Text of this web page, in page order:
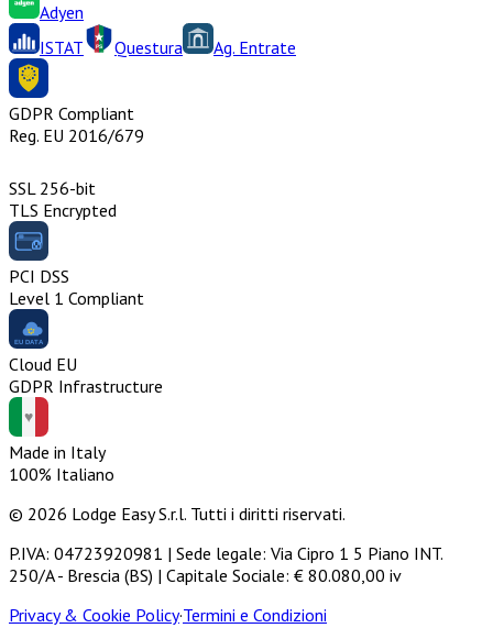
Adyen
ISTAT
Questura Ag. Entrate
GDPR Compliant
Reg. EU 2016/679
SSL 256-bit
TLS Encrypted
PCI DSS
Level 1 Compliant
Cloud EU
GDPR Infrastructure
Made in Italy
100% Italiano
© 2026 Lodge Easy S.r.l. Tutti i diritti riservati.
P.IVA: 04723920981 | Sede legale: Via Cipro 1 5 Piano INT.
250/A - Brescia (BS) | Capitale Sociale: € 80.080,00 iv
Privacy & Cookie Policy·Termini e Condizioni